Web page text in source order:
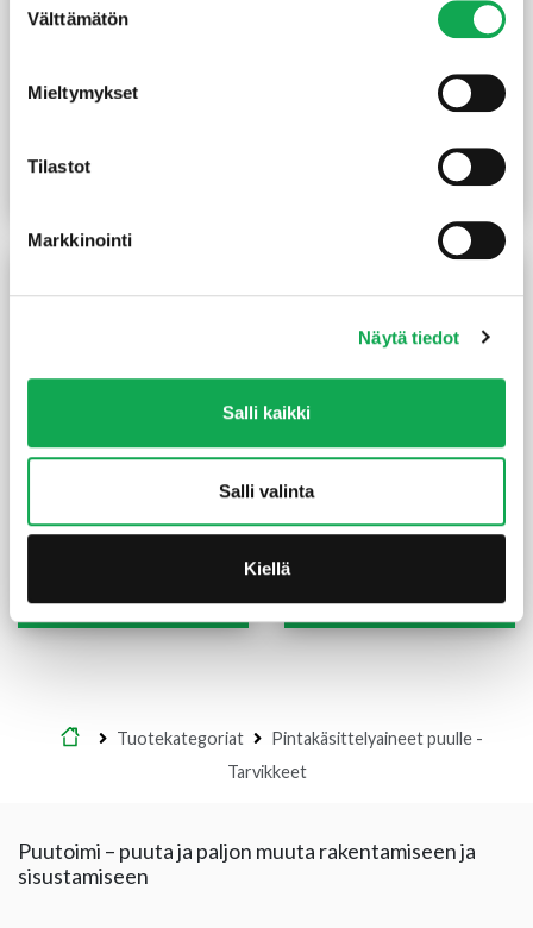
valinta
Välttämätön
Mieltymykset
Tilastot
Markkinointi
Näytä tiedot
Salli kaikki
Salli valinta
Kiellä
Yleissivellin 75 mm 2K
11,50 /kpl
Kuullote Woodex Classic
(14,67 €/L)
sävytettävä
Lue lisää
synteettinen harjas 50 mm
Lue lisää
Etusivu
Tuotekategoriat
Pintakäsittelyaineet puulle -
Tarvikkeet
Puutoimi – puuta ja paljon muuta rakentamiseen ja
sisustamiseen